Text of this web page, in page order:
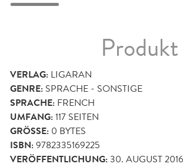
VERLAG: LIGARAN
GENRE: SPRACHE - SONSTIGE
SPRACHE: FRENCH
UMFANG:117 SEITEN
GRÖSSE: 0 BYTES
ISBN:9782335169225
VERÖFFENTLICHUNG:30. AUGUST 2016